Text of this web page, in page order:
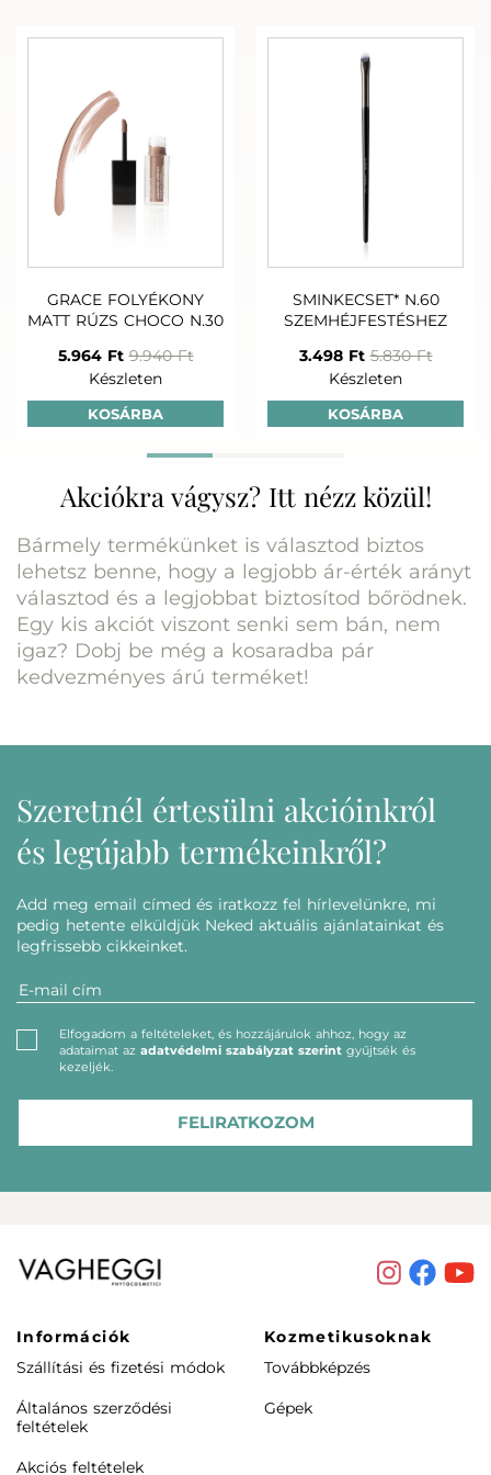
GRACE FOLYÉKONY
MATT RÚZS CHOCO N.30
5.964 Ft 9.940 Ft
Készleten
KOSÁRBA
SMINKECSET* N.60
SZEMHÉJFESTÉSHEZ
3.498 Ft 5.830 Ft
Készleten
KOSÁRBA
Akciókra vágysz? Itt nézz közül!
Bármely termékünket is választod biztos
lehetsz benne, hogy a legjobb ár-érték arányt
választod és a legjobbat biztosítod bőrödnek.
Egy kis akciót viszont senki sem bán, nem
igaz? Dobj be még a kosaradba pár
kedvezményes árú terméket!
Szeretnél értesülni akcióinkról
és legújabb termékeinkről?
Add meg email címed és iratkozz fel hírlevelünkre, mi
pedig hetente elküldjük Neked aktuális ajánlatainkat és
legfrissebb cikkeinket.
Elfogadom a feltételeket, és hozzájárulok ahhoz, hogy az
adataimat az adatvédelmi szabályzat szerint gyűjtsék és
kezeljék.
FELIRATKOZOM
Információk
Szállítási és fizetési módok
Általános szerződési
feltételek
Akciós feltételek
Kozmetikusoknak
Továbbképzés
Gépek